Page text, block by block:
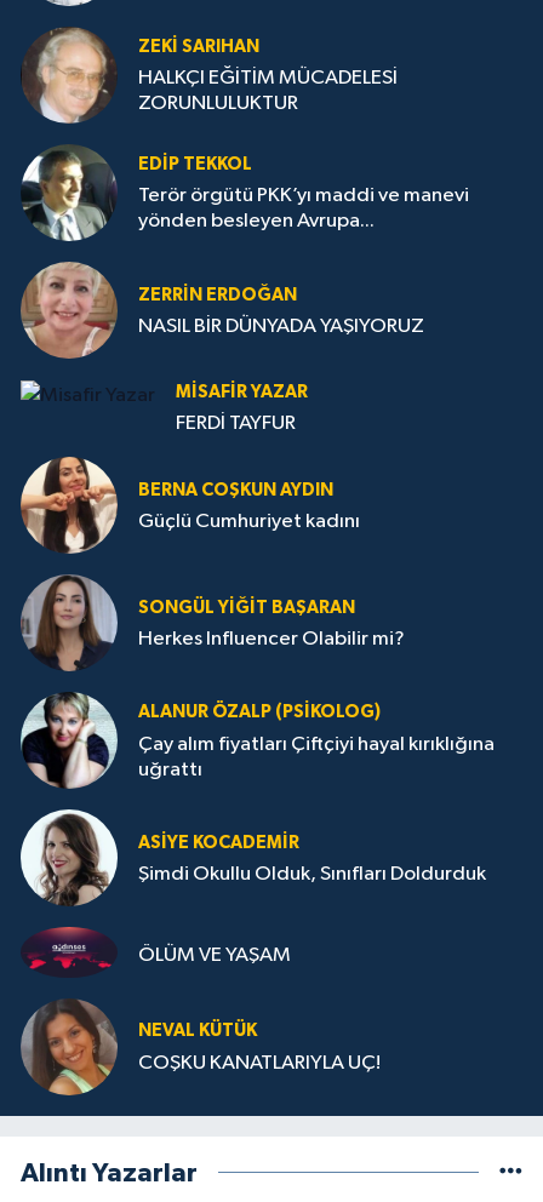
ZEKI SARIHAN
HALKÇI EĞİTİM MÜCADELESİ
ZORUNLULUKTUR
EDIP TEKKOL
Terör örgütü PKK’yı maddi ve manevi
yönden besleyen Avrupa...
ZERRIN ERDOĞAN
NASIL BİR DÜNYADA YAŞIYORUZ
MISAFIR YAZAR
FERDİ TAYFUR
BERNA COŞKUN AYDIN
Güçlü Cumhuriyet kadını
SONGÜL YIĞIT BAŞARAN
Herkes Influencer Olabilir mi?
ALANUR ÖZALP (PSIKOLOG)
Çay alım fiyatları Çiftçiyi hayal kırıklığına
uğrattı
ASIYE KOCADEMİR
Şimdi Okullu Olduk, Sınıfları Doldurduk
ÖLÜM VE YAŞAM
NEVAL KÜTÜK
COŞKU KANATLARIYLA UÇ!
Alıntı Yazarlar